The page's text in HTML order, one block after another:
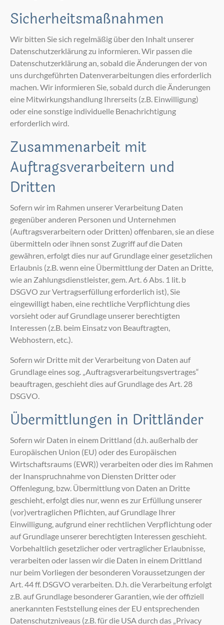
Sicherheitsmaßnahmen
Wir bitten Sie sich regelmäßig über den Inhalt unserer
Datenschutzerklärung zu informieren. Wir passen die
Datenschutzerklärung an, sobald die Änderungen der von
uns durchgeführten Datenverarbeitungen dies erforderlich
machen. Wir informieren Sie, sobald durch die Änderungen
eine Mitwirkungshandlung Ihrerseits (z.B. Einwilligung)
oder eine sonstige individuelle Benachrichtigung
erforderlich wird.
Zusammenarbeit mit
Auftragsverarbeitern und
Dritten
Sofern wir im Rahmen unserer Verarbeitung Daten
gegenüber anderen Personen und Unternehmen
(Auftragsverarbeitern oder Dritten) offenbaren, sie an diese
übermitteln oder ihnen sonst Zugriff auf die Daten
gewähren, erfolgt dies nur auf Grundlage einer gesetzlichen
Erlaubnis (z.B. wenn eine Übermittlung der Daten an Dritte,
wie an Zahlungsdienstleister, gem. Art. 6 Abs. 1 lit. b
DSGVO zur Vertragserfüllung erforderlich ist), Sie
eingewilligt haben, eine rechtliche Verpflichtung dies
vorsieht oder auf Grundlage unserer berechtigten
Interessen (z.B. beim Einsatz von Beauftragten,
Webhostern, etc.).
Sofern wir Dritte mit der Verarbeitung von Daten auf
Grundlage eines sog. „Auftragsverarbeitungsvertrages“
beauftragen, geschieht dies auf Grundlage des Art. 28
DSGVO.
Übermittlungen in Drittländer
Sofern wir Daten in einem Drittland (d.h. außerhalb der
Europäischen Union (EU) oder des Europäischen
Wirtschaftsraums (EWR)) verarbeiten oder dies im Rahmen
der Inanspruchnahme von Diensten Dritter oder
Offenlegung, bzw. Übermittlung von Daten an Dritte
geschieht, erfolgt dies nur, wenn es zur Erfüllung unserer
(vor)vertraglichen Pflichten, auf Grundlage Ihrer
Einwilligung, aufgrund einer rechtlichen Verpflichtung oder
auf Grundlage unserer berechtigten Interessen geschieht.
Vorbehaltlich gesetzlicher oder vertraglicher Erlaubnisse,
verarbeiten oder lassen wir die Daten in einem Drittland
nur beim Vorliegen der besonderen Voraussetzungen der
Art. 44 ff. DSGVO verarbeiten. D.h. die Verarbeitung erfolgt
z.B. auf Grundlage besonderer Garantien, wie der offiziell
anerkannten Feststellung eines der EU entsprechenden
Datenschutzniveaus (z.B. für die USA durch das „Privacy